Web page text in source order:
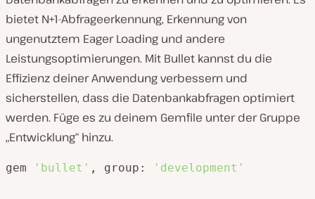
bietet N+1-Abfrageerkennung, Erkennung von
ungenutztem Eager Loading und andere
Leistungsoptimierungen. Mit Bullet kannst du die
Effizienz deiner Anwendung verbessern und
sicherstellen, dass die Datenbankabfragen optimiert
werden. Füge es zu deinem Gemfile unter der Gruppe
„Entwicklung“ hinzu.
gem 'bullet' , group: 'development'